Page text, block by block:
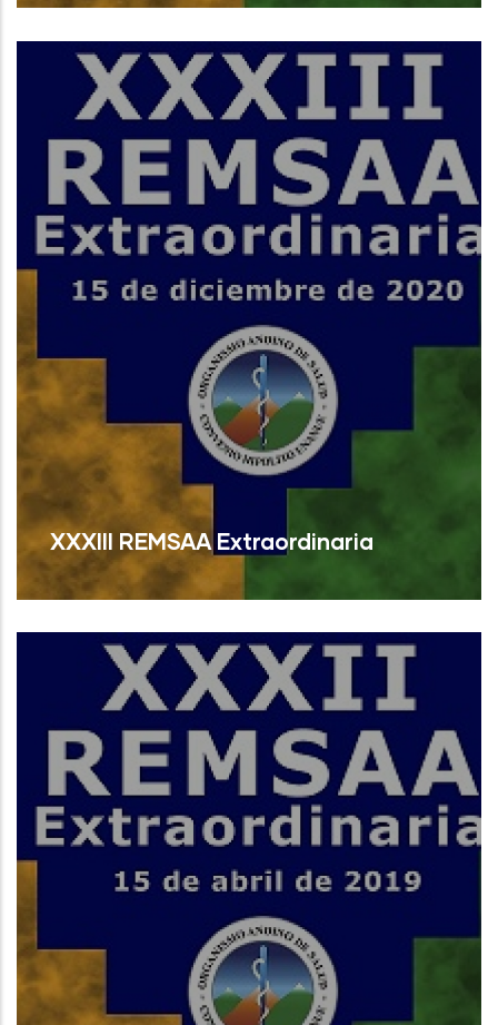
Read More
XXXIII REMSAA Extraordinaria
Read More